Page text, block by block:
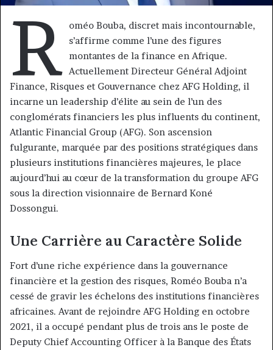
R
oméo Bouba, discret mais incontournable,
s’affirme comme l’une des figures
montantes de la finance en Afrique.
Actuellement Directeur Général Adjoint
Finance, Risques et Gouvernance chez AFG Holding, il
incarne un leadership d’élite au sein de l’un des
conglomérats financiers les plus influents du continent,
Atlantic Financial Group (AFG). Son ascension
fulgurante, marquée par des positions stratégiques dans
plusieurs institutions financières majeures, le place
aujourd’hui au cœur de la transformation du groupe AFG
sous la direction visionnaire de Bernard Koné
Dossongui.
Une Carrière au Caractère Solide
Fort d’une riche expérience dans la gouvernance
financière et la gestion des risques, Roméo Bouba n’a
cessé de gravir les échelons des institutions financières
africaines. Avant de rejoindre AFG Holding en octobre
2021, il a occupé pendant plus de trois ans le poste de
Deputy Chief Accounting Officer à la Banque des États